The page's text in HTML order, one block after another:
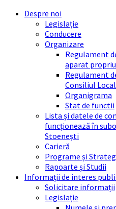
Skip
Skip
Skip
Skip
Despre noi
Legislație
Conducere
Organizare
Regulament
aparat propriu
Regulament
Consiliul Local
Organigrama
Stat de functii
Lista și datele de
funcționează în
Stoenești
Carieră
Programe și
Rapoarte și Studii
Informații de interes
Solicitare informații
Legislație